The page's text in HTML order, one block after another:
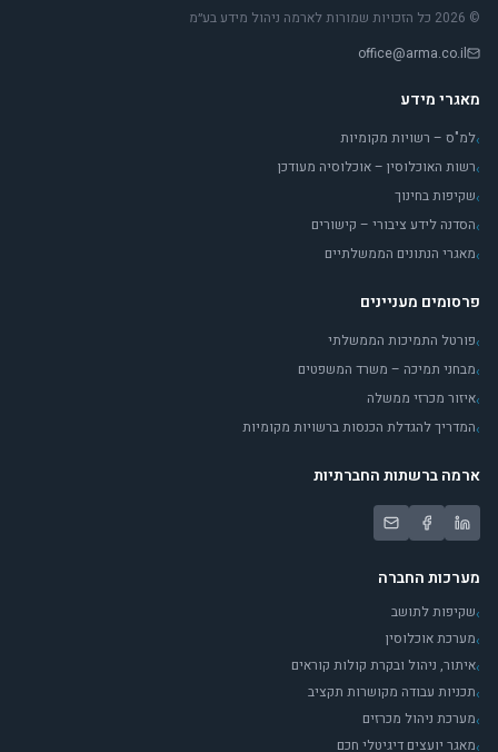
© 2026 כל הזכויות שמורות לארמה ניהול מידע בע״מ
office@arma.co.il
מאגרי מידע
›למ"ס – רשויות מקומיות
›רשות האוכלוסין – אוכלוסיה מעודכן
›שקיפות בחינוך
›הסדנה לידע ציבורי – קישורים
›מאגרי הנתונים הממשלתיים
פרסומים מעניינים
›פורטל התמיכות הממשלתי
›מבחני תמיכה – משרד המשפטים
›איזור מכרזי ממשלה
›המדריך להגדלת הכנסות ברשויות מקומיות
ארמה ברשתות החברתיות
מערכות החברה
›שקיפות לתושב
›מערכת אוכלוסין
›איתור, ניהול ובקרת קולות קוראים
›תכניות עבודה מקושרות תקציב
›מערכת ניהול מכרזים
›מאגר יועצים דיגיטלי חכם